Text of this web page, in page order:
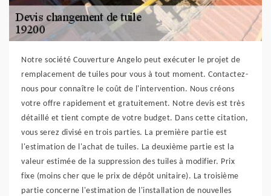
Notre société Couverture Angelo peut exécuter le projet de
remplacement de tuiles pour vous à tout moment. Contactez-
nous pour connaître le coût de l'intervention. Nous créons
votre offre rapidement et gratuitement. Notre devis est très
détaillé et tient compte de votre budget. Dans cette citation,
vous serez divisé en trois parties. La première partie est
l'estimation de l'achat de tuiles. La deuxième partie est la
valeur estimée de la suppression des tuiles à modifier. Prix
fixe (moins cher que le prix de dépôt unitaire). La troisième
partie concerne l'estimation de l'installation de nouvelles